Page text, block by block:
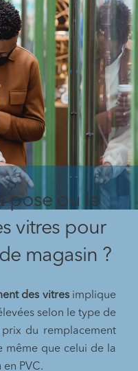
pose ou le
vitres pour
magasin ?
des vitresimplique
selon le type de
du remplacement
même que celui de la
PVC.